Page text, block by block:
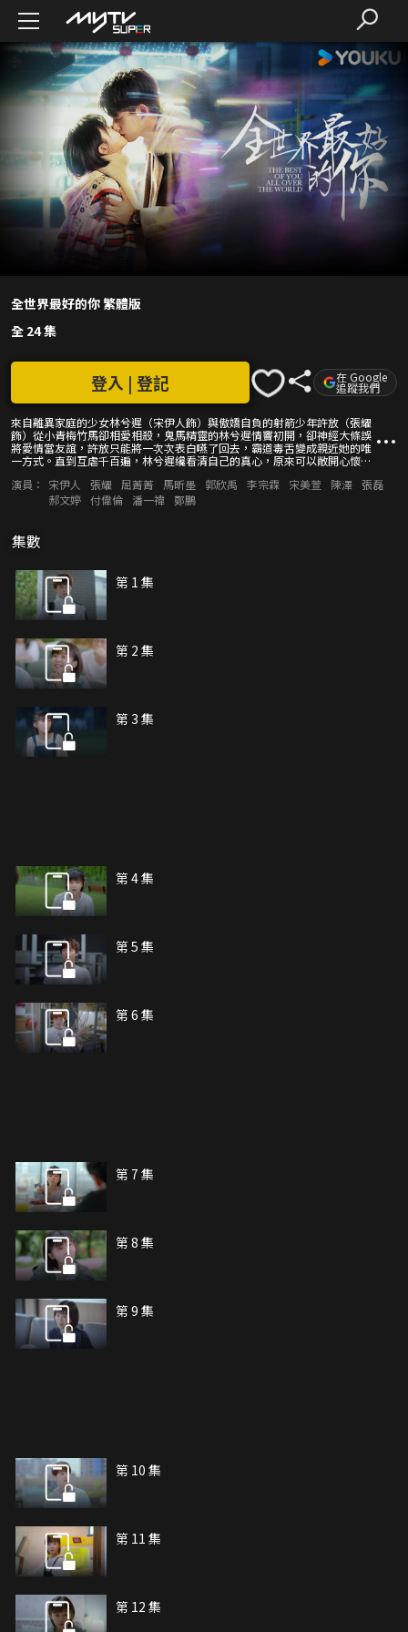
全世界最好的你 繁體版
全 24 集
來自離異家庭的少女林兮遲（宋伊人飾）與傲嬌自負的射箭少年許放（張耀
飾）從小青梅竹馬卻相愛相殺，鬼馬精靈的林兮遲情竇初開，卻神經大條誤
將愛情當友誼，許放只能將一次次表白嚥了回去，霸道毒舌變成親近她的唯
一方式。直到互虐千百遍，林兮遲纔看清自己的真心，原來可以敞開心懷，
伴他完成奪冠之路。
登入 | 登記 在 Google
追蹤我們
演員： 宋伊人 張耀 屈菁菁 馬昕墨 郭欣禹 李宗霖 宋美萱 陳澤 張磊
郝文婷 付偉倫 潘一禕 鄭鵬
集數
第 1 集
第 2 集
第 3 集
第 4 集
第 5 集
第 6 集
第 7 集
第 8 集
第 9 集
第 10 集
第 11 集
第 12 集